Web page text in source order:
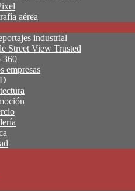
aérea
industrial
Street View Trusted
360
empresas